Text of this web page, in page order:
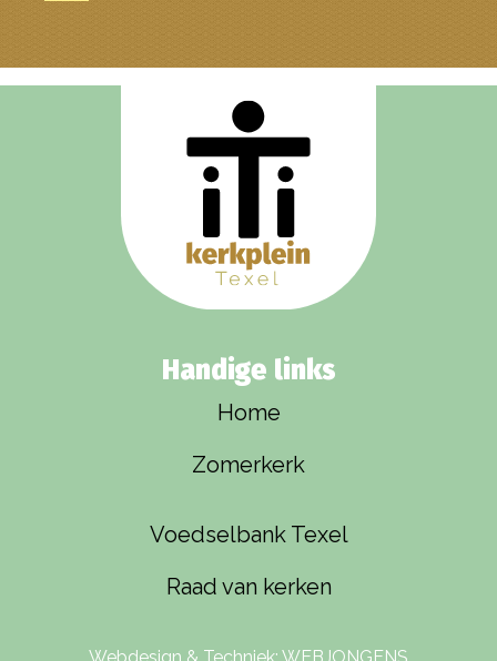
Handige links
Home
Zomerkerk
Voedselbank Texel
Raad van kerken